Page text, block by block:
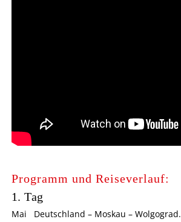
Programm und Reiseverlauf:
1. Tag
Mai Deutschland – Moskau – Wolgograd.